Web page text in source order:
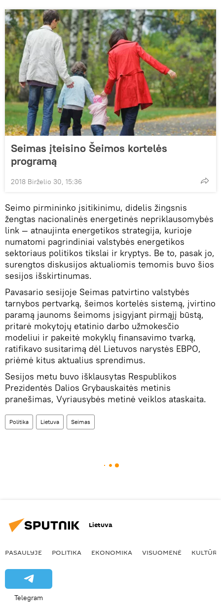
Seimas įteisino Šeimos kortelės
programą
2018 Birželio 30, 15:36
Seimo pirmininko įsitikinimu, didelis žingsnis
žengtas nacionalinės energetinės nepriklausomybės
link — atnaujinta energetikos strategija, kurioje
numatomi pagrindiniai valstybės energetikos
sektoriaus politikos tikslai ir kryptys. Be to, pasak jo,
surengtos diskusijos aktualiomis temomis buvo šios
sesijos išskirtinumas.
Pavasario sesijoje Seimas patvirtino valstybės
tarnybos pertvarką, šeimos kortelės sistemą, įvirtino
paramą jaunoms šeimoms įsigyjant pirmąjį būstą,
pritarė mokytojų etatinio darbo užmokesčio
modeliui ir pakeitė mokyklų finansavimo tvarką,
ratifikavo susitarimą dėl Lietuvos narystės EBPO,
priėmė kitus aktualius sprendimus.
Sesijos metu buvo išklausytas Respublikos
Prezidentės Dalios Grybauskaitės metinis
pranešimas, Vyriausybės metinė veiklos ataskaita.
Politika Lietuva Seimas
Lietuva
PASAULYJE POLITIKA EKONOMIKA VISUOMENĖ KULTŪRA
Telegram